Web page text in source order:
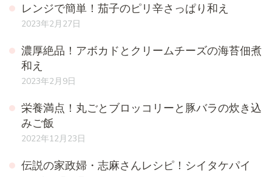
レンジで簡単！茄子のピリ辛さっぱり和え
2023年2月27日
濃厚絶品！アボカドとクリームチーズの海苔佃煮
和え
2023年2月9日
栄養満点！丸ごとブロッコリーと豚バラの炊き込
みご飯
2022年12月23日
伝説の家政婦・志麻さんレシピ！シイタケパイ